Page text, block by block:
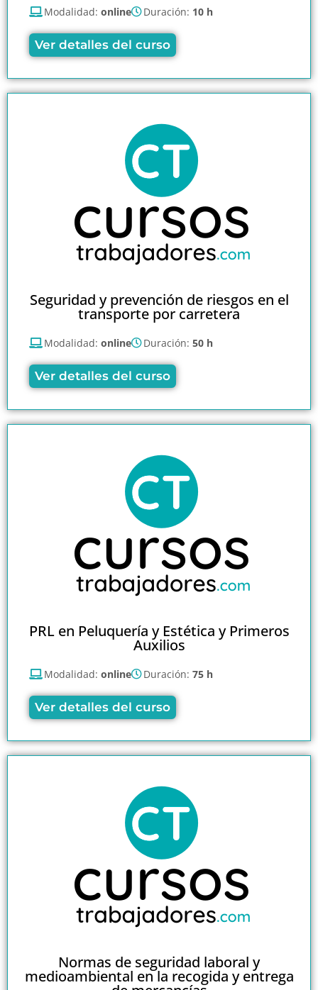
Modalidad: online Duración: 10 h
Ver detalles del curso
Seguridad y prevención de riesgos en el
transporte por carretera
Modalidad: online Duración: 50 h
Ver detalles del curso
PRL en Peluquería y Estética y Primeros
Auxilios
Modalidad: online Duración: 75 h
Ver detalles del curso
Normas de seguridad laboral y
medioambiental en la recogida y entrega